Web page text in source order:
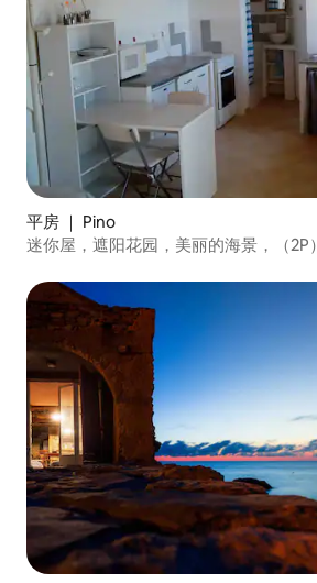
平房 ｜ Pino
迷你屋，遮阳花园，美丽的海景，（2P）